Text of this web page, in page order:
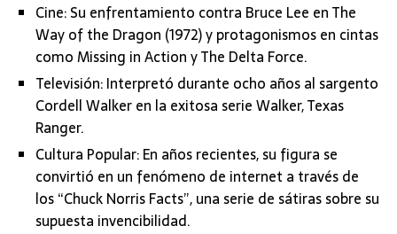
Cine: Su enfrentamiento contra Bruce Lee en The
Way of the Dragon (1972) y protagonismos en cintas
como Missing in Action y The Delta Force.
Televisión: Interpretó durante ocho años al sargento
Cordell Walker en la exitosa serie Walker, Texas
Ranger.
Cultura Popular: En años recientes, su figura se
convirtió en un fenómeno de internet a través de
los “Chuck Norris Facts”, una serie de sátiras sobre su
supuesta invencibilidad.